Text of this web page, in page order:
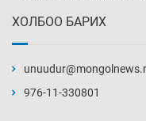
ХОЛБОО БАРИХ
976-11-330801